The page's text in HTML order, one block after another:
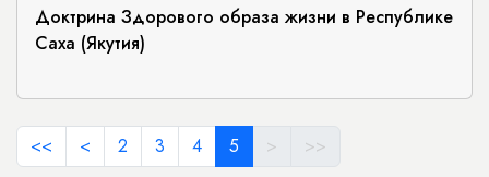
Доктрина Здорового образа жизни в Республике
Саха (Якутия)
<< < 2 3 4 5 > >>